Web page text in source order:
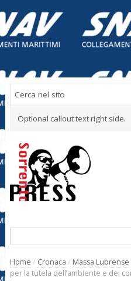
Optional callout text right side.
Home / Cronaca / Massa Lubrense
per la tutela dell’ambiente e dei